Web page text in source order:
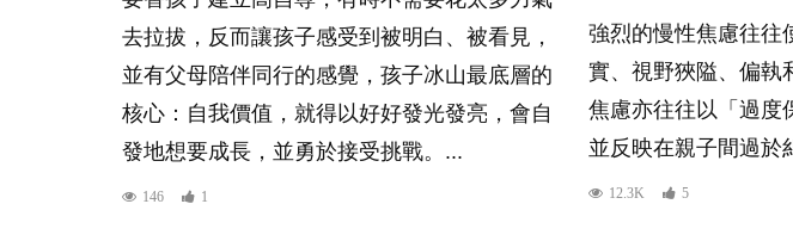
去拉拔，反而讓孩子感受到被明白、被看見，
並有父母陪伴同行的感覺，孩子冰山最底層的
核心：自我價值，就得以好好發光發亮，會自
發地想要成長，並勇於接受挑戰。...
146 1
強烈的慢性焦慮往往
實、視野狹隘、偏執
焦慮亦往往以「過度
並反映在親子間過於
12.3K 5